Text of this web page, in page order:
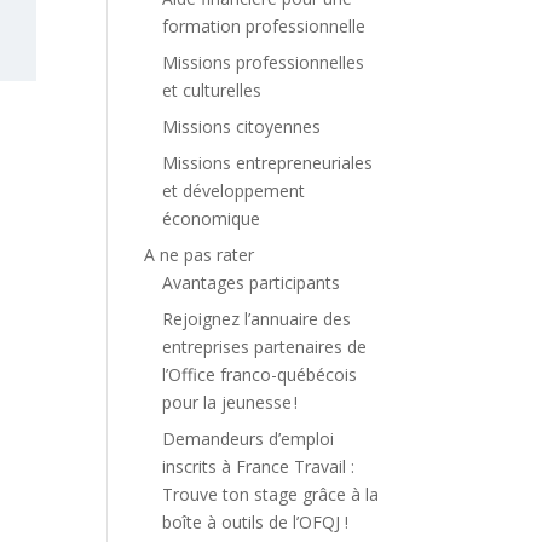
formation professionnelle
Missions professionnelles
et culturelles
Missions citoyennes
Missions entrepreneuriales
et développement
économique
A ne pas rater
Avantages participants
Rejoignez l’annuaire des
entreprises partenaires de
l’Office franco-québécois
pour la jeunesse !
Demandeurs d’emploi
inscrits à France Travail :
Trouve ton stage grâce à la
boîte à outils de l’OFQJ !